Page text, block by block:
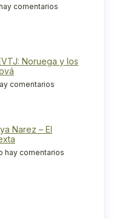
comentarios
Noruega y los
comentarios
Narez – El
hay comentarios